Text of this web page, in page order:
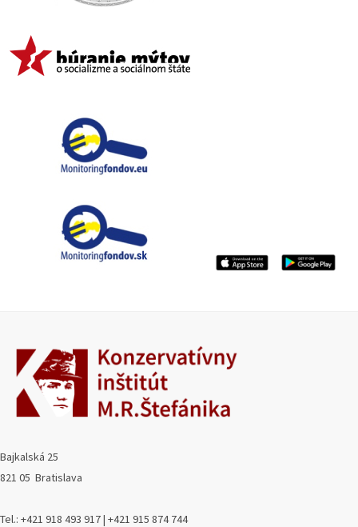
Bajkalská 25
821 05 Bratislava
Tel.: +421 918 493 917 | +421 915 874 744